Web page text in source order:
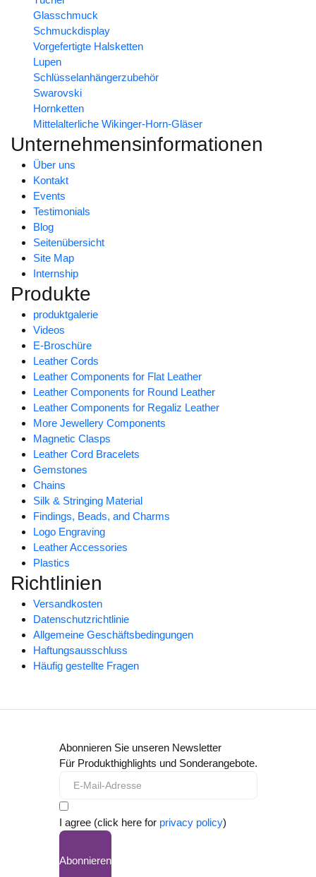
Glasschmuck
Schmuckdisplay
Vorgefertigte Halsketten
Lupen
Schlüsselanhängerzubehör
Swarovski
Hornketten
Mittelalterliche Wikinger-Horn-Gläser
Unternehmensinformationen
Über uns
Kontakt
Events
Testimonials
Blog
Seitenübersicht
Site Map
Internship
Produkte
produktgalerie
Videos
E-Broschüre
Leather Cords
Leather Components for Flat Leather
Leather Components for Round Leather
Leather Components for Regaliz Leather
More Jewellery Components
Magnetic Clasps
Leather Cord Bracelets
Gemstones
Chains
Silk & Stringing Material
Findings, Beads, and Charms
Logo Engraving
Leather Accessories
Plastics
Richtlinien
Versandkosten
Datenschutzrichtlinie
Allgemeine Geschäftsbedingungen
Haftungsausschluss
Häufig gestellte Fragen
Abonnieren Sie unseren Newsletter
Für Produkthighlights und Sonderangebote.
I agree (click here for privacy policy)
Abonnieren